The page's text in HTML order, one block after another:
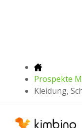
Prospekte
Kleidung,